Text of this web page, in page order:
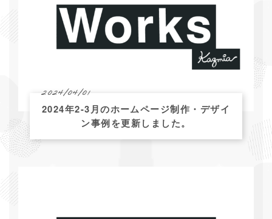
2024/04/01
2024年2-3月のホームページ制作・デザイ
ン事例を更新しました。